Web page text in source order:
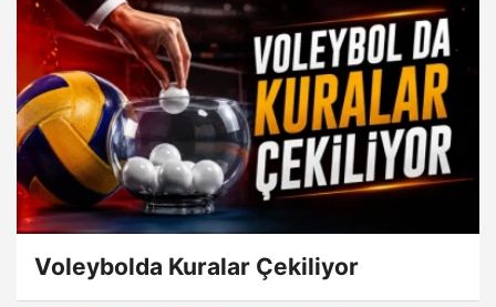
Voleybolda Kuralar Çekiliyor